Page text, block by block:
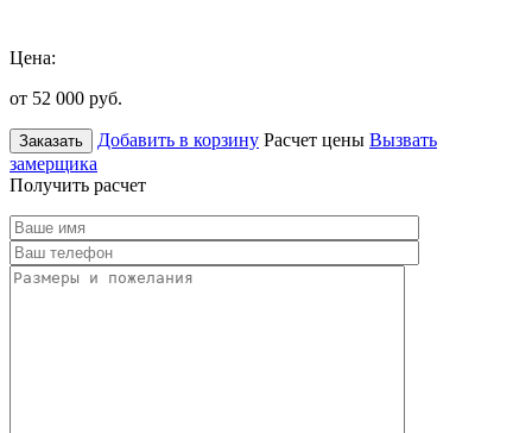
Цена:
от 52 000 руб.
Заказать Добавить в корзину Расчет цены Вызвать
замерщика
Получить расчет